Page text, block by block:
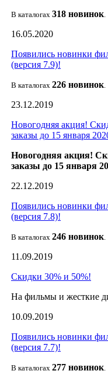
В каталогах 318 новинок.
16.05.2020
Появились новинки
(версия 7.9)!
В каталогах 226 новинок.
23.12.2019
Новогодняя акция!
заказы до 15 января
Новогодняя акция!
заказы до 15 января
22.12.2019
Появились новинки
(версия 7.8)!
В каталогах 246 новинок.
11.09.2019
Скидки 30% и 50%!
На фильмы и жесткие
10.09.2019
Появились новинки
(версия 7.7)!
В каталогах 277 новинок.